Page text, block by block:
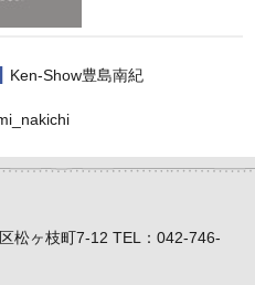
Ken-Show豊島南紀
松ヶ枝町7-12 TEL：042-746-